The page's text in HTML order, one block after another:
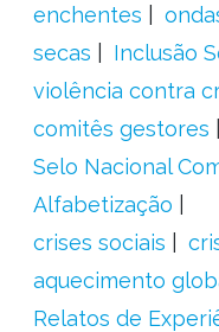
enchentes
secas
Inclusão
violência contra
comitês gestores
Selo Nacional
Alfabetização
crises sociais
aquecimento
Relatos de